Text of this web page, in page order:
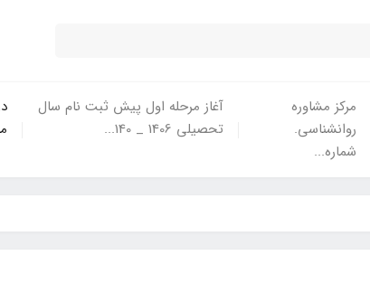
مرکز مشاوره
روانشناسی.
شماره...
آغاز مرحله اول پیش ثبت نام سال
تحصیلی 1406 _ 140...